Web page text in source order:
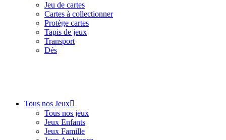
Jeu de cartes
Cartes à collectionner
Protège cartes
Tapis de jeux
Transport
Dés
Tous nos Jeux
Tous nos jeux
Jeux Enfants
Jeux Famille